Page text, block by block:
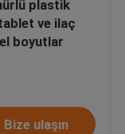
plastik
ve ilaç
boyutlar
Bize ulaşın